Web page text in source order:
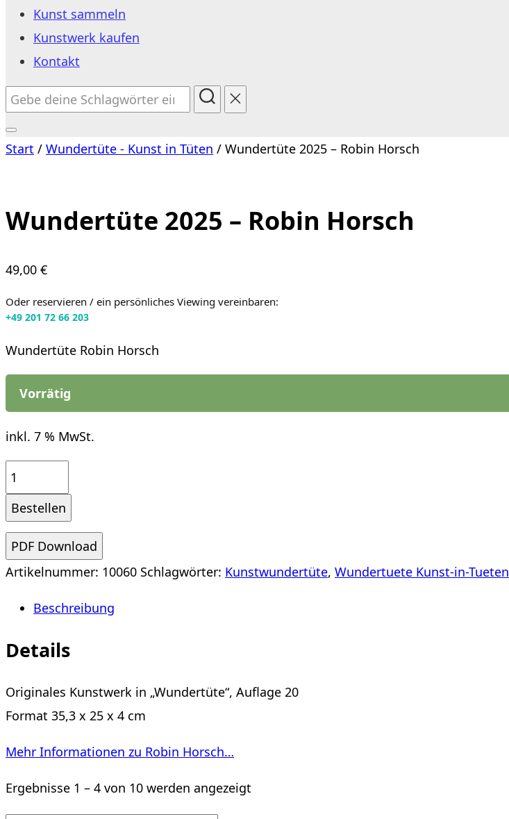
Kunst sammeln
Kunstwerk kaufen
Kontakt
Suchen
Seitenleiste
umschalten
Start / Wundertüte - Kunst in Tüten / Wundertüte 2025 – Robin Horsch
Wundertüte 2025 – Robin Horsch
49,00 €
Oder reservieren / ein persönliches Viewing vereinbaren:
+49 201 72 66 203
Wundertüte Robin Horsch
Vorrätig
inkl. 7 % MwSt.
Wundertüte
2025
-
Robin
Horsch
Bestellen
PDF Download
Artikelnummer: 10060 Schlagwörter: Kunstwundertüte, Wundertuete Kunst-in-Tueten
Beschreibung
Details
Originales Kunstwerk in „Wundertüte“, Auflage 20
Format 35,3 x 25 x 4 cm
Mehr Informationen zu Robin Horsch…
Ergebnisse 1 – 4 von 10 werden angezeigt